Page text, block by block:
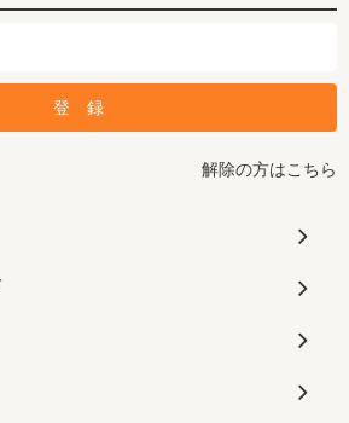
解除の方はこちら